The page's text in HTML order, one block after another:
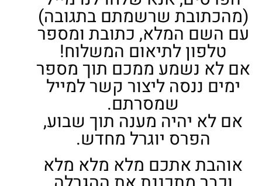
(מהכתובת שרשמתם בתגובה)
עם השם המלא, כתובת ומספר
טלפון לתיאום המשלוח!
אם לא נשמע ממכם תוך מספר
ימים ננסה ליצור קשר למייל
שמסרתם.
אם לא יהיה מענה תוך שבוע,
הפרס יוגרל מחדש.
אוהבת אתכם מלא מלא מלא